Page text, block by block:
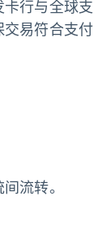
行与全球支
易符合支付
流转。